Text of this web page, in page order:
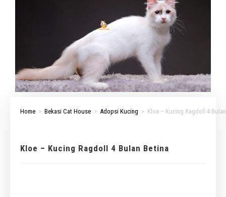
Home > Bekasi Cat House > Adopsi Kucing > Kloe – Kucing Ragdoll 4
Kloe – Kucing Ragdoll 4 Bulan Betina